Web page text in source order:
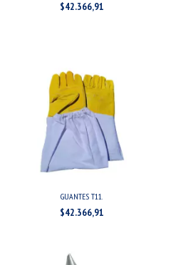
$42.366,91
GUANTES T11.
$42.366,91